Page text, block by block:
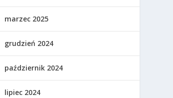
marzec 2025
grudzień 2024
październik 2024
lipiec 2024